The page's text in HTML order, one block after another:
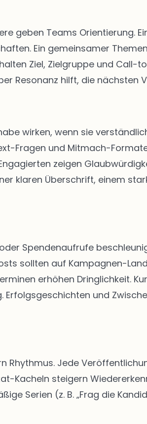
geben Teams Orientierung.
Ein gemeinsamer
Ziel, Zielgruppe und Call-
Resonanz hilft, die nächsten
wirken, wenn sie
Fragen und Mitmach-
zeigen
klaren Überschrift, einem
Spendenaufrufe
sollten auf Kampagnen-
erhöhen Dringlichkeit.
und
Rhythmus. Jede
Kacheln steigern
Serien (z. B. „Frag die